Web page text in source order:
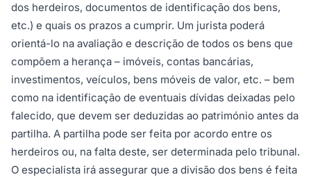
dos herdeiros, documentos de identificação dos bens,
etc.) e quais os prazos a cumprir. Um jurista poderá
orientá-lo na avaliação e descrição de todos os bens que
compõem a herança – imóveis, contas bancárias,
investimentos, veículos, bens móveis de valor, etc. – bem
como na identificação de eventuais dívidas deixadas pelo
falecido, que devem ser deduzidas ao património antes da
partilha. A partilha pode ser feita por acordo entre os
herdeiros ou, na falta deste, ser determinada pelo tribunal.
O especialista irá assegurar que a divisão dos bens é feita